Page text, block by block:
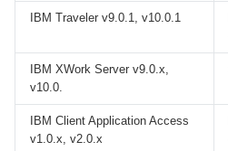
IBM Traveler v9.0.1, v10.0.1
IBM XWork Server v9.0.x,
v10.0.
IBM Client Application Access
v1.0.x, v2.0.x